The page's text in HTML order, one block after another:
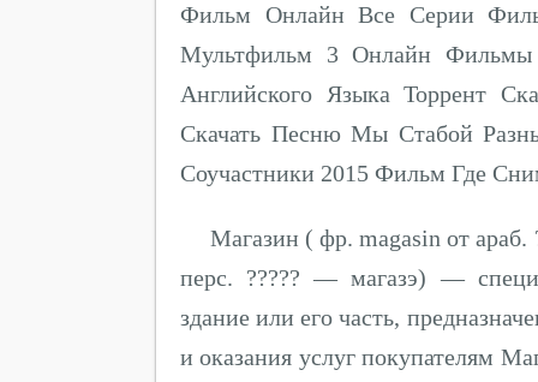
Фильм Онлайн Все Серии
Мультфильм 3 Онлайн Фильмы
Английского Языка Торрент
Скачать Песню Мы Стабой
Соучастники 2015 Фильм Где
Магазин ( фр. magasin от
перс. ????? — магазэ) —
здание или его часть,
и оказания услуг покупателям